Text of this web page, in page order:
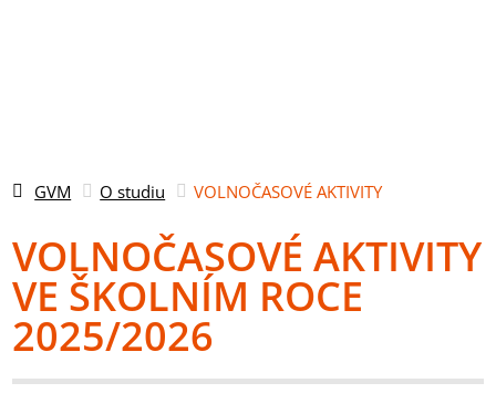
GVM O studiu VOLNOČASOVÉ AKTIVITY
VOLNOČASOVÉ AKTIVITY
VE ŠKOLNÍM ROCE
2025/2026